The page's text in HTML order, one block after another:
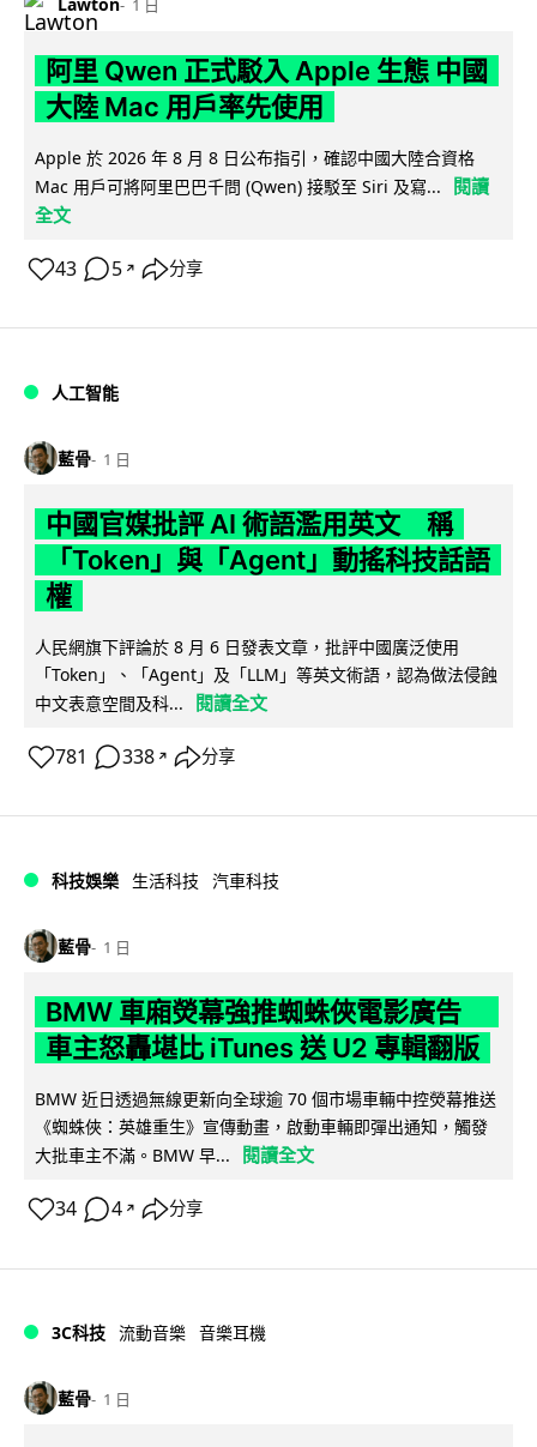
Lawton 1 日
阿里 Qwen 正式駁入 Apple 生態 中國
大陸 Mac 用戶率先使用
Apple 於 2026 年 8 月 8 日公布指引，確認中國大陸合資格
Mac 用戶可將阿里巴巴千問 (Qwen) 接駁至 Siri 及寫...
閱讀
全文
43 5 ↗ 分享
人工智能
藍骨 1 日
中國官媒批評 AI 術語濫用英文 稱
「Token」與「Agent」動搖科技話語
權
人民網旗下評論於 8 月 6 日發表文章，批評中國廣泛使用
「Token」、「Agent」及「LLM」等英文術語，認為做法侵蝕
中文表意空間及科...
閱讀全文
781 338 ↗ 分享
科技娛樂 生活科技 汽車科技
藍骨 1 日
BMW 車廂熒幕強推蜘蛛俠電影廣告
車主怒轟堪比 iTunes 送 U2 專輯翻版
BMW 近日透過無線更新向全球逾 70 個市場車輛中控熒幕推送
《蜘蛛俠：英雄重生》宣傳動畫，啟動車輛即彈出通知，觸發
大批車主不滿。BMW 早...
閱讀全文
34 4 ↗ 分享
3C科技 流動音樂 音樂耳機
藍骨 1 日